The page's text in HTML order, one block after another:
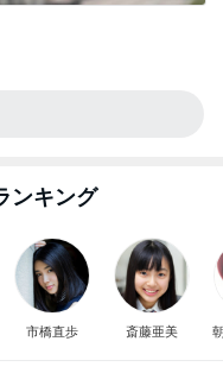
ンキング
市橋直歩 斎藤亜美